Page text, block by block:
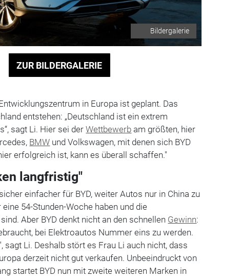
Bildergalerie
ZUR BILDERGALERIE
in Europa ist geplant. Das
entstehen: „Deutschland ist ein extrem
sagt Li. Hier sei derWettbewerb am größten, hier
BMW und Volkswagen, mit denen sich BYD
erfolgreich ist, kann es überall schaffen."
langfristig"
einfacher für BYD, weiter Autos nur in China zu
54-Stunden-Woche haben und die
Aber BYD denkt nicht an den schnellen Gewinn:
bei Elektroautos Nummer eins zu werden.
sagt Li. Deshalb stört es Frau Li auch nicht, dass
derzeit nicht gut verkaufen. Unbeeindruckt von
startet BYD nun mit zweite weiteren Marken in